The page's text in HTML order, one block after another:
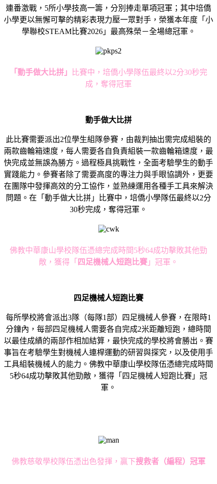
連番激戰，5所小學技高一籌，分別捧走單項冠軍；其中培僑
小學更以無懈可擊的精彩表現力壓一眾對手，榮獲本年度「小
學聯校STEAM比賽2026」最高殊榮－全場總冠軍。
「動手做大比拼」
比賽中，培僑小學隊伍最終以2分30秒完
成，奪得冠軍
動手做大比拼
此比賽需要派出2位學生組隊參賽，由裁判抽出需完成組裝的
兩款齒輪箱速度，每人需要各自負責組裝一款齒輪箱速度，最
快完成並無誤為勝方。過程極具挑戰性，全面考驗學生的動手
實踐能力。參賽者除了需要高度的專注力與手眼協調外，更要
在團隊中發揮高效的分工協作，並熟練運用各種手工具來解決
問題。在「動手做大比拼」比賽中，培僑小學隊伍最終以2分
30秒完成，奪得冠軍。
佛教中華康山學校隊伍憑總完成時間5秒64成功擊敗其他勁
敵，獲得「 四足機械人短跑比賽 」冠軍。
四足機械人短跑比賽
每所學校將會派出3隊（每隊1部）四足機械人參賽，在限時1
分鐘內，每部四足機械人需要各自完成2米距離短跑，總時間
以最佳成績的兩部作相加結算，最快完成的學校將會勝出。賽
事旨在考驗學生對機械人連桿運動的研習與探究，以及使用手
工具組裝機械人的能力。佛教中華康山學校隊伍憑總完成時間
5秒64成功擊敗其他勁敵，獲得「四足機械人短跑比賽」冠
軍。
佛教慈敬學校隊伍憑出色發揮，贏下搜救者（編程）冠軍